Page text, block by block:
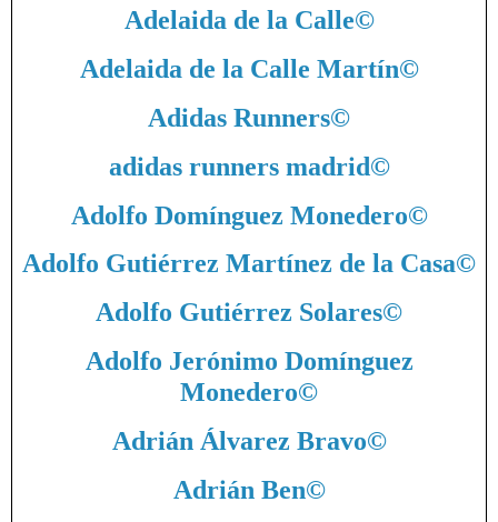
Adelaida de la Calle©
Adelaida de la Calle Martín©
Adidas Runners©
adidas runners madrid©
Adolfo Domínguez Monedero©
Adolfo Gutiérrez Martínez de la Casa©
Adolfo Gutiérrez Solares©
Adolfo Jerónimo Domínguez
Monedero©
Adrián Álvarez Bravo©
Adrián Ben©